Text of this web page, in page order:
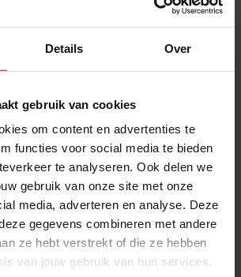
Details Over
gebruik van cookies
om content en advertenties te
functies voor social media te bieden
te analyseren. Ook delen we
gebruik van onze site met onze
media, adverteren en analyse. Deze
gegevens combineren met andere
ze hebt verstrekt of die ze hebben
van jouw gebruik van hun services.
tussen Amsterdam